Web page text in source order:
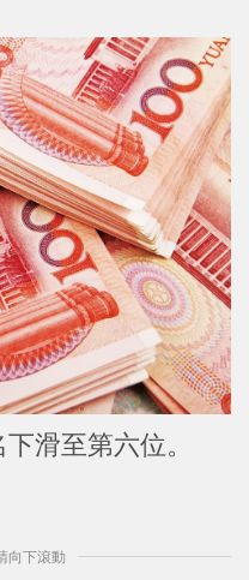
滑至第六位。
向下滾動